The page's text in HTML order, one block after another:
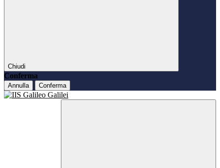
Chiudi
Conferma
Annulla Conferma